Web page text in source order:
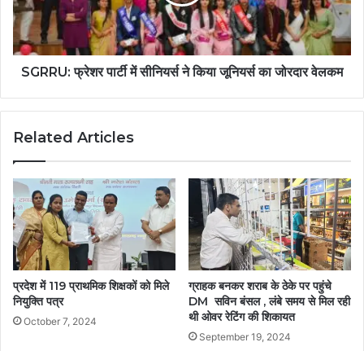
SGRRU: फ्रेशर पार्टी में सीनियर्स ने किया जूनियर्स का जोरदार वेलकम
Related Articles
प्रदेश में 119 प्राथमिक शिक्षकों को मिले
नियुक्ति पत्र
October 7, 2024
ग्राहक बनकर शराब के ठेके पर पहुंचे
DM सविन बंसल , लंबे समय से मिल रही
थी ओवर रेटिंग की शिकायत
September 19, 2024